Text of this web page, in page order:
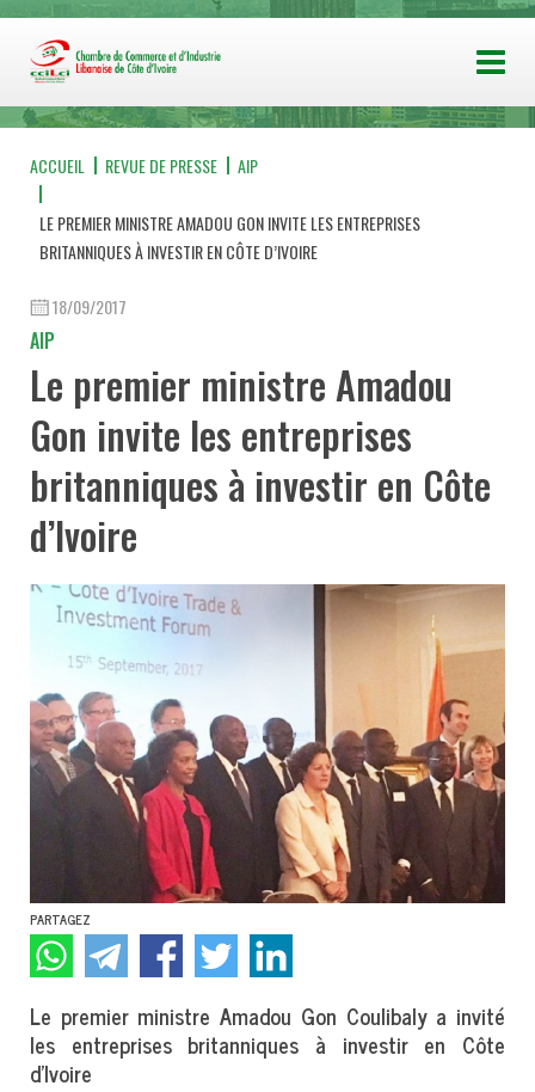
ACCUEIL REVUE DE PRESSE AIP
LE PREMIER MINISTRE AMADOU GON INVITE LES ENTREPRISES
BRITANNIQUES À INVESTIR EN CÔTE D’IVOIRE
18/09/2017
AIP
Le premier ministre Amadou
Gon invite les entreprises
britanniques à investir en Côte
d’Ivoire
PARTAGEZ
Le premier ministre Amadou Gon Coulibaly a invité
les entreprises britanniques à investir en Côte
d’Ivoire